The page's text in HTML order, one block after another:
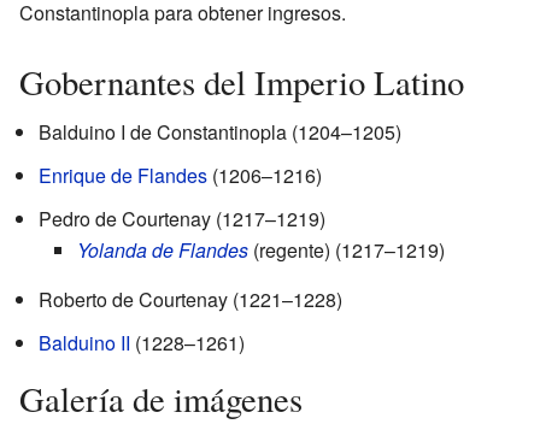
Constantinopla para obtener ingresos.
Gobernantes del Imperio Latino
Balduino I de Constantinopla (1204–1205)
Enrique de Flandes (1206–1216)
Pedro de Courtenay (1217–1219)
Yolanda de Flandes (regente) (1217–1219)
Roberto de Courtenay (1221–1228)
Balduino II (1228–1261)
Galería de imágenes